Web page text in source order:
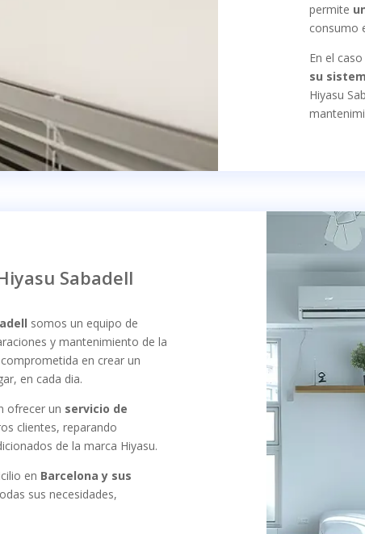
permite
consumo
En el
su
Hiyasu
Sabadell
somos un equipo de
y mantenimiento de la
en crear un
en cada dia.
ofrecer un servicio de
clientes, reparando
de la marca Hiyasu.
en Barcelona y sus
sus necesidades,